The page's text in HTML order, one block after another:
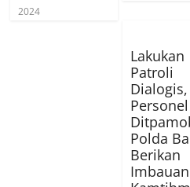
2024
Lakukan
Patroli
Dialogis,
Personel
Polda
Berikan
Imbauan